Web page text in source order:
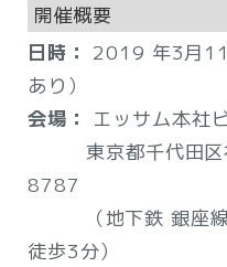
開催概要
日時： 2019 年3月
あり）
会場： エッサム本社
東京都千代田区
8787
（地下鉄 銀座線
徒歩3分）